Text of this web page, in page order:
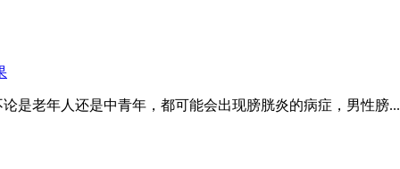
是老年人还是中青年，都可能会出现膀胱炎的病症，男性膀...